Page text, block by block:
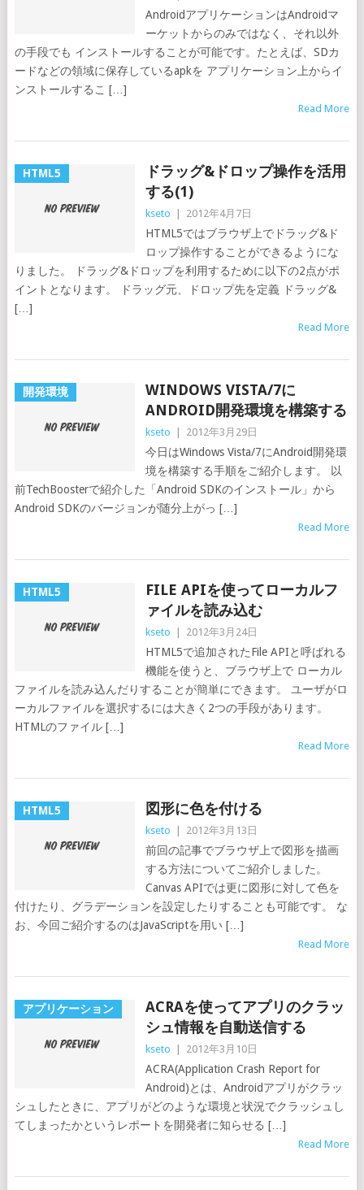
AndroidアプリケーションはAndroidマ
ーケットからのみではなく、それ以外
の手段でも インストールすることが可能です。たとえば、SDカ
ードなどの領域に保存しているapkを アプリケーション上からイ
ンストールするこ […]
Read More
HTML5
ドラッグ&ドロップ操作を活用
する(1)
kseto 2012年4月7日
HTML5ではブラウザ上でドラッグ&ド
ロップ操作することができるようにな
りました。 ドラッグ&ドロップを利用するために以下の2点がポ
イントとなります。 ドラッグ元、ドロップ先を定義 ドラッグ&
[…]
Read More
開発環境
WINDOWS VISTA/7に
ANDROID開発環境を構築する
kseto 2012年3月29日
今日はWindows Vista/7にAndroid開発環
境を構築する手順をご紹介します。 以
前TechBoosterで紹介した「Android SDKのインストール」から
Android SDKのバージョンが随分上がっ […]
Read More
HTML5
FILE APIを使ってローカルフ
ァイルを読み込む
kseto 2012年3月24日
HTML5で追加されたFile APIと呼ばれる
機能を使うと、ブラウザ上で ローカル
ファイルを読み込んだりすることが簡単にできます。 ユーザがロ
ーカルファイルを選択するには大きく2つの手段があります。
HTMLのファイル […]
Read More
HTML5 図形に色を付ける
kseto 2012年3月13日
前回の記事でブラウザ上で図形を描画
する方法についてご紹介しました。
Canvas APIでは更に図形に対して色を
付けたり、グラデーションを設定したりすることも可能です。 な
お、今回ご紹介するのはJavaScriptを用い […]
Read More
アプリケーション
ACRAを使ってアプリのクラッ
シュ情報を自動送信する
kseto 2012年3月10日
ACRA(Application Crash Report for
Android)とは、Androidアプリがクラッ
シュしたときに、アプリがどのような環境と状況でクラッシュし
てしまったかというレポートを開発者に知らせる […]
Read More